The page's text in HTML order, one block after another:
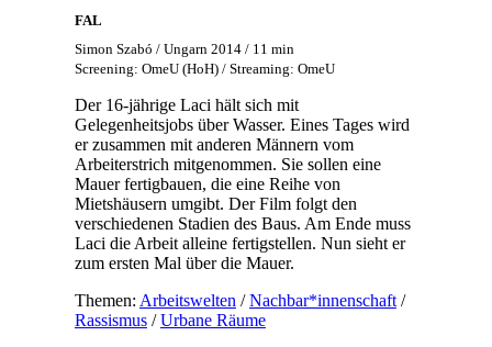
FAL
Simon Szabó / Ungarn 2014 / 11 min
Screening: OmeU (HoH) / Streaming: OmeU
Der 16-jährige Laci hält sich mit
Gelegenheitsjobs über Wasser. Eines Tages wird
er zusammen mit anderen Männern vom
Arbeiterstrich mitgenommen. Sie sollen eine
Mauer fertigbauen, die eine Reihe von
Mietshäusern umgibt. Der Film folgt den
verschiedenen Stadien des Baus. Am Ende muss
Laci die Arbeit alleine fertigstellen. Nun sieht er
zum ersten Mal über die Mauer.
Themen: Arbeitswelten /Nachbar*innenschaft/
Rassismus/Urbane Räume